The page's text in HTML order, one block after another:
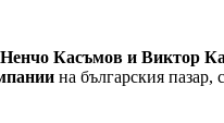
Ненчо Касъмов и Виктор
на българския пазар,